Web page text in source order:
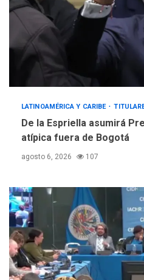
ÚLTIMA
Trump
LATINOAMÉRICA Y CARIBE
De la Espriella asumirá
atípica fuera de Bogotá
agosto 6, 2026 107